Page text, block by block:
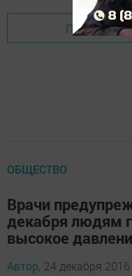
Перейти на
ОБЩЕСТВО
Врачи
декабря людям
высокое
Автор, 24 декабря